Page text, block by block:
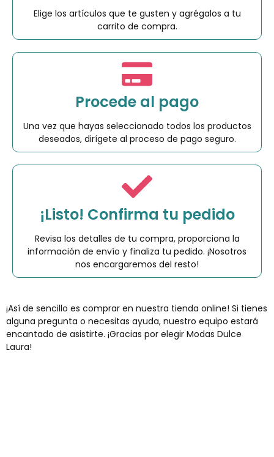
Elige los artículos que te gusten y agrégalos a tu
carrito de compra.
Procede al pago
Una vez que hayas seleccionado todos los productos
deseados, dirígete al proceso de pago seguro.
¡Listo! Confirma tu pedido
Revisa los detalles de tu compra, proporciona la
información de envío y finaliza tu pedido. ¡Nosotros
nos encargaremos del resto!
¡Así de sencillo es comprar en nuestra tienda online! Si tienes
alguna pregunta o necesitas ayuda, nuestro equipo estará
encantado de asistirte. ¡Gracias por elegir Modas Dulce
Laura!